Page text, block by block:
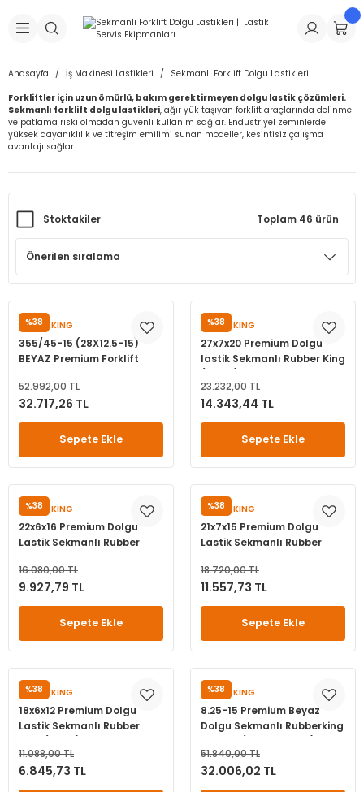
Geri Dön
Makineleri
Geri Dön
Dolgu Lastikleri
Dolgu Lastikleri
Geri Dön
İç Lastikleri
İç Lastikleri
Geri Dön
Geri Dön
& Sibop İlaveleri
Kapağı
Geri Dön
Tüpü
& Spreyler
Geri Dön
Makinesi Yedek Parçaları
Yedek Parçaları
Anasayfa İş Makinesi Lastikleri
Sekmanlı Forklift Dolgu Lastikleri
Forkliftler için uzun ömürlü, bakım gerektirmeyen dolgu lastik çözümleri.
Sekmanlı forklift dolgu lastikleri, ağır yük taşıyan forklift araçlarında delinme
ve patlama riski olmadan güvenli kullanım sağlar. Endüstriyel zeminlerde
yüksek dayanıklılık ve titreşim emilimi sunan modeller, kesintisiz çalışma
avantajı sağlar.
Stoktakiler Toplam 46 ürün
%38
RUBBERKING
355/45-15 (28X12.5-15)
BEYAZ Premium Forklift
RUBBERKING 9.75-15
(28125153554515)
52.992,00 TL
32.717,26 TL
Sepete Ekle
%38
RUBBERKING
27x7x20 Premium Dolgu
lastik Sekmanlı Rubber King
23.232,00 TL
14.343,44 TL
Sepete Ekle
%38
RUBBERKING
22x6x16 Premium Dolgu
Lastik Sekmanlı Rubber
16.080,00 TL
9.927,79 TL
Sepete Ekle
%38
RUBBERKING
21x7x15 Premium Dolgu
Lastik Sekmanlı Rubber
18.720,00 TL
11.557,73 TL
Sepete Ekle
%38
RUBBERKING
18x6x12 Premium Dolgu
Lastik Sekmanlı Rubber
11.088,00 TL
6.845,73 TL
%38
RUBBERKING
8.25-15 Premium Beyaz
Dolgu Sekmanlı Rubberking
51.840,00 TL
32.006,02 TL